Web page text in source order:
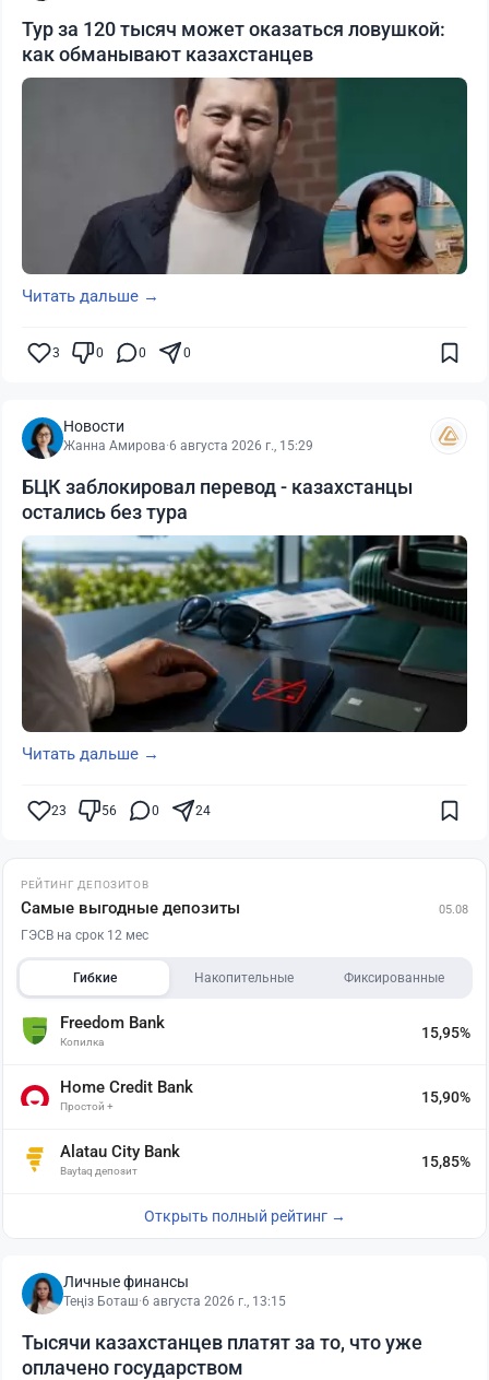
Тур за 120 тысяч может оказаться ловушкой:
как обманывают казахстанцев
Читать дальше →
3 0 0 0
Новости
Жанна Амирова·6 августа 2026 г., 15:29
БЦК заблокировал перевод - казахстанцы
остались без тура
Читать дальше →
23 56 0 24
РЕЙТИНГ ДЕПОЗИТОВ
Самые выгодные депозиты 05.08
ГЭСВ на срок 12 мес
Гибкие Накопительные Фиксированные
Freedom Bank
Копилка
15,95%
Home Credit Bank
Простой +
15,90%
Alatau City Bank
Baytaq депозит
15,85%
Открыть полный рейтинг →
Личные финансы
Теңіз Боташ·6 августа 2026 г., 13:15
Тысячи казахстанцев платят за то, что уже
оплачено государством